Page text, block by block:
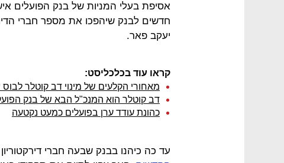
אסיפת בעלי המניות של בנק הפועלים
חדשים לבנק שיהפכו את מספר חברי
יעקב פאר.
קראו עוד בכלכליסט:
מאחורי הקלעים של מינוי דב קוטלר
דב קוטלר הוא המנכ"ל הבא של בנק
כהונת עודד ערן בפועלים כמעט נקטעה
עד כה כיהנו בבנק שבעה חברי דירקטוריון